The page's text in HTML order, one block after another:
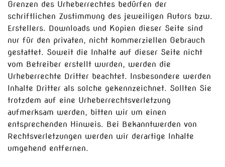
Grenzen des Urheberrechtes bedürfen der
schriftlichen Zustimmung des jeweiligen Autors bzw.
Erstellers. Downloads und Kopien dieser Seite sind
nur für den privaten, nicht kommerziellen Gebrauch
gestattet. Soweit die Inhalte auf dieser Seite nicht
vom Betreiber erstellt wurden, werden die
Urheberrechte Dritter beachtet. Insbesondere werden
Inhalte Dritter als solche gekennzeichnet. Sollten Sie
trotzdem auf eine Urheberrechtsverletzung
aufmerksam werden, bitten wir um einen
entsprechenden Hinweis. Bei Bekanntwerden von
Rechtsverletzungen werden wir derartige Inhalte
umgehend entfernen.